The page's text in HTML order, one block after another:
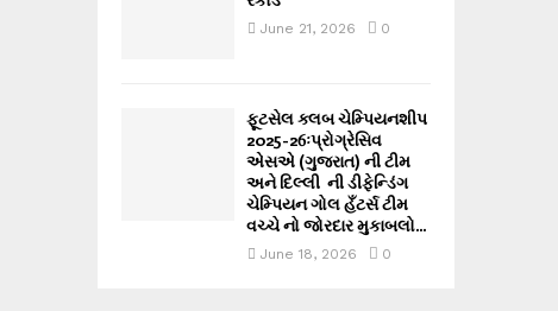
June 21, 2026 0
ફૂટસેલ ક્લબ ચેમ્પિયનશીપ
2025-26ઃપ્રોગ્રેસિવ
એસએ (ગુજરાત) ની ટીમ
અને દિલ્લી ની ડીફેન્ડિંગ
ચેમ્પિયન ગોલ હઁટર્સ ટીમ
વચ્ચે નો જોરદાર મુકાબલો...
June 18, 2026 0